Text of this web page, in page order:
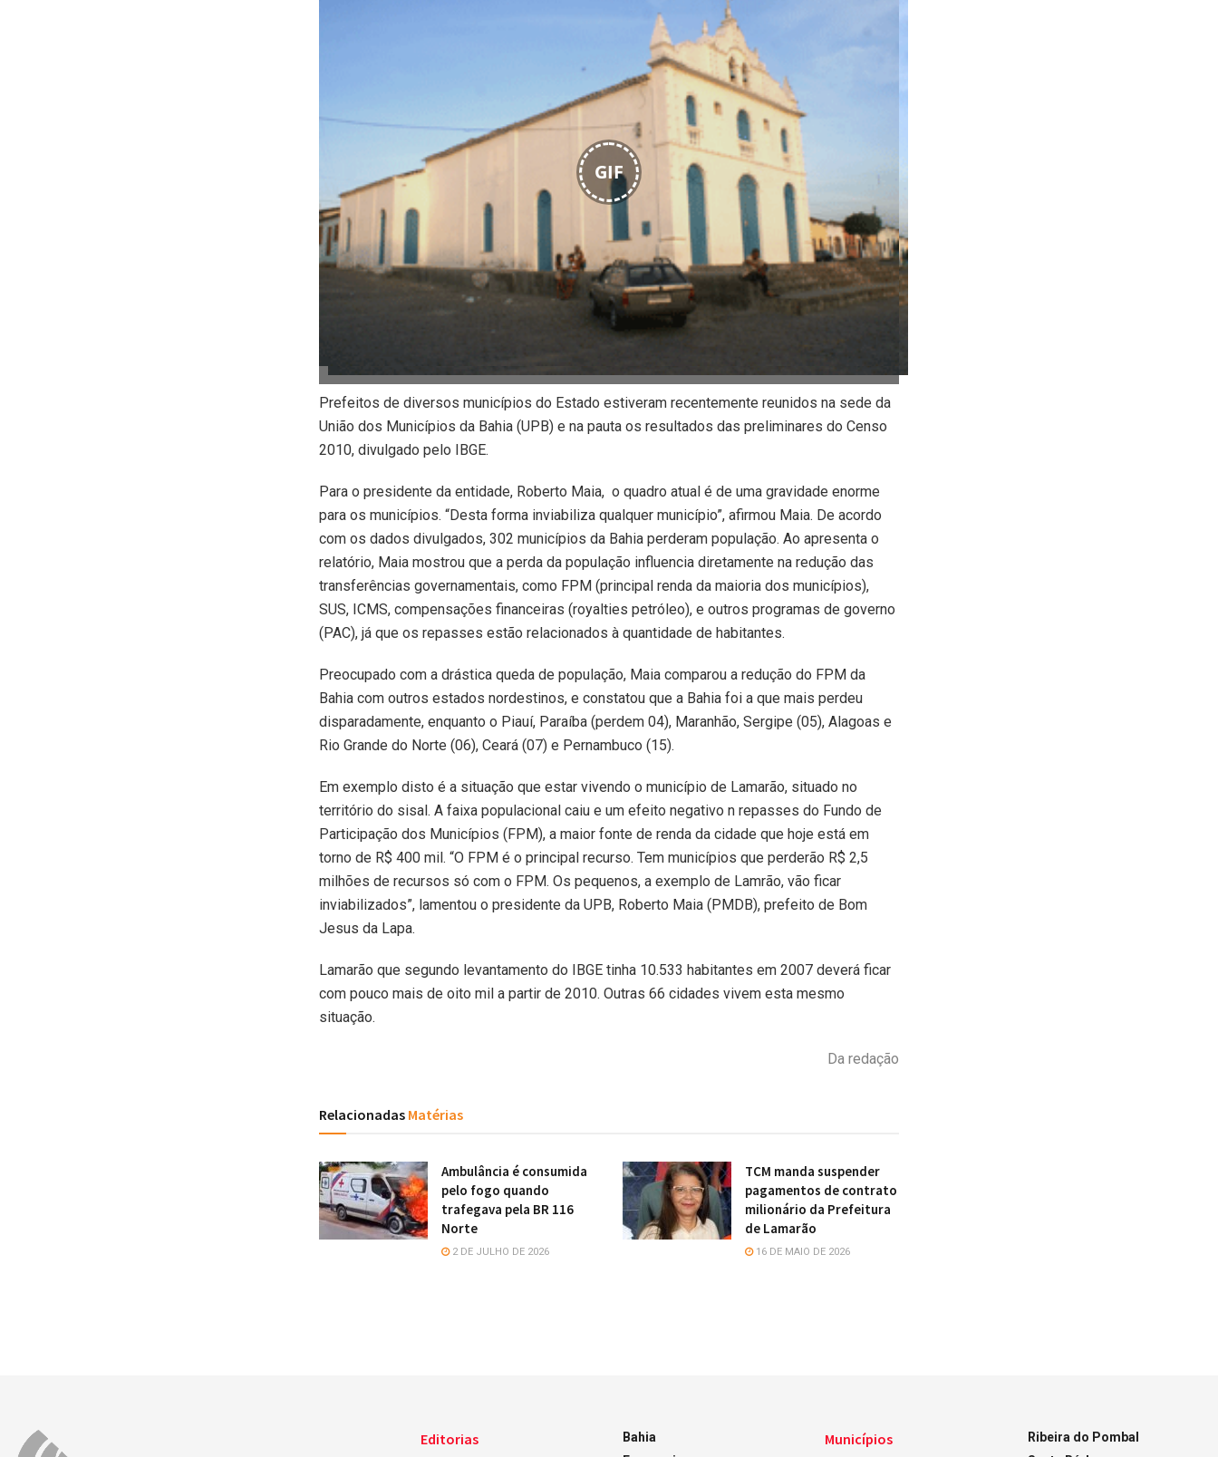
GIF
Prefeitos de diversos municípios do Estado estiveram recentemente reunidos na sede da
União dos Municípios da Bahia (UPB) e na pauta os resultados das preliminares do Censo
2010, divulgado pelo IBGE.
Para o presidente da entidade, Roberto Maia, o quadro atual é de uma gravidade enorme
para os municípios. “Desta forma inviabiliza qualquer município”, afirmou Maia. De acordo
com os dados divulgados, 302 municípios da Bahia perderam população. Ao apresenta o
relatório, Maia mostrou que a perda da população influencia diretamente na redução das
transferências governamentais, como FPM (principal renda da maioria dos municípios),
SUS, ICMS, compensações financeiras (royalties petróleo), e outros programas de governo
(PAC), já que os repasses estão relacionados à quantidade de habitantes.
Preocupado com a drástica queda de população, Maia comparou a redução do FPM da
Bahia com outros estados nordestinos, e constatou que a Bahia foi a que mais perdeu
disparadamente, enquanto o Piauí, Paraíba (perdem 04), Maranhão, Sergipe (05), Alagoas e
Rio Grande do Norte (06), Ceará (07) e Pernambuco (15).
Em exemplo disto é a situação que estar vivendo o município de Lamarão, situado no
território do sisal. A faixa populacional caiu e um efeito negativo n repasses do Fundo de
Participação dos Municípios (FPM), a maior fonte de renda da cidade que hoje está em
torno de R$ 400 mil. “O FPM é o principal recurso. Tem municípios que perderão R$ 2,5
milhões de recursos só com o FPM. Os pequenos, a exemplo de Lamrão, vão ficar
inviabilizados”, lamentou o presidente da UPB, Roberto Maia (PMDB), prefeito de Bom
Jesus da Lapa.
Lamarão que segundo levantamento do IBGE tinha 10.533 habitantes em 2007 deverá ficar
com pouco mais de oito mil a partir de 2010. Outras 66 cidades vivem esta mesmo
situação.
Da redação
Relacionadas Matérias
Ambulância é consumida
pelo fogo quando
trafegava pela BR 116
Norte
2 DE JULHO DE 2026
TCM manda suspender
pagamentos de contrato
milionário da Prefeitura
de Lamarão
16 DE MAIO DE 2026
Editorias
Bahia
Municípios
Ribeira do Pombal